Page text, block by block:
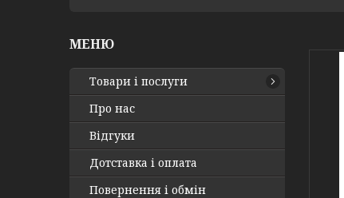
Товари і послуги
Про нас
Відгуки
Дотставка і оплата
Повернення і обмін